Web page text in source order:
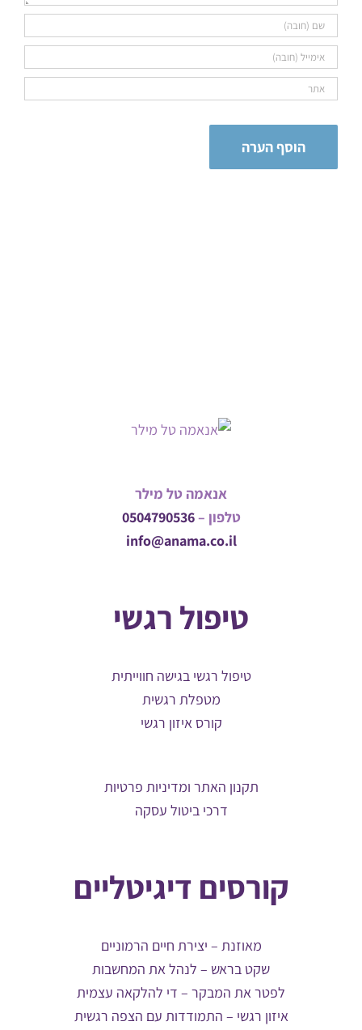
אנאמה טל מילר
טלפון –0504790536
info@anama.co.il
טיפול רגשי
טיפול רגשי בגישה חווייתית
מטפלת רגשית
קורס איזון רגשי
תקנון האתר ומדיניות פרטיות
דרכי ביטול עסקה
קורסים דיגיטליים
מאוזנת – יצירת חיים הרמוניים
שקט בראש – לנהל את המחשבות
לפטר את המבקר – די להלקאה עצמית
איזון רגשי – התמודדות עם הצפה רגשית